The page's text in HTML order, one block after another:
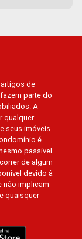
de
parte do
A
qualquer
seus imóveis
é
passível
de algum
devido à
não implicam
quaisquer